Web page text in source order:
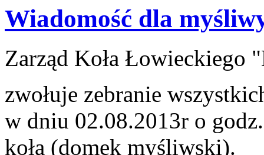
Wiadomość dla
Zarząd Koła Łowieckiego
zwołuje zebranie
w dniu 02.08.2013r o
koła (domek myśliwski).